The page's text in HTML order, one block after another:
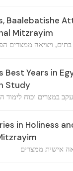
Baalebatishe
Mitzrayim
ויציאה ממצרים
Best Years in
Study
במצרים וכוח לימוד
in Holiness
אישית ממצרים